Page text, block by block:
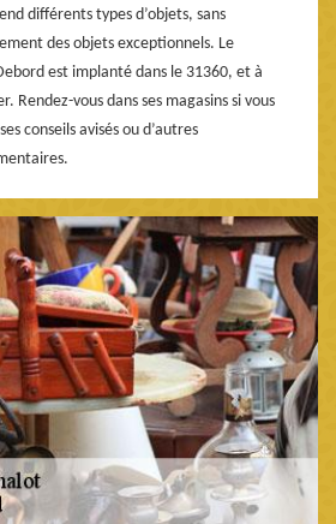
différents types d’objets, sans
des objets exceptionnels. Le
est implanté dans le 31360, et à
Rendez-vous dans ses magasins si vous
conseils avisés ou d’autres